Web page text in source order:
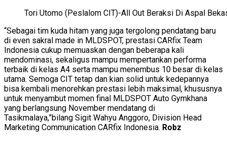
Tori Utomo (Peslalom CIT)-All Out Beraksi Di Aspal
“Sebagai tim kuda hitam yang juga tergolong pendatang baru
di even sakral made in MLDSPOT, prestasi CARfix Team
Indonesia cukup memuaskan dengan beberapa kali
mendominasi, sekaligus mampu mempertankan performa
terbaik di kelas A4 serta mampu menembus 10 besar di kelas
utama. Semoga CIT tetap dan kian solid untuk kedepannya
bisa kembali menorehkan prestasi lebih maksimal, khususnya
untuk menyambut momen final MLDSPOT Auto Gymkhana
yang berlangsung November mendatang di
Tasikmalaya,”bilang Sigit Wahyu Anggoro, Division Head
Marketing Communication CARfix Indonesia. Robz